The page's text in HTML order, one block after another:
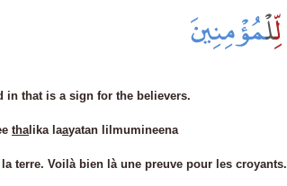
in that is a sign for the believers.
thalika laayatan lilmumineena
terre. Voilà bien là une preuve pour les croyants.